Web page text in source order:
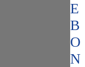
E
B
O
N